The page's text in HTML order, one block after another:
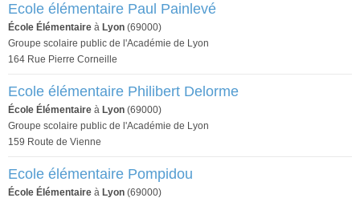
Ecole élémentaire Paul Painlevé
École Élémentaire à Lyon (69000)
Groupe scolaire public de l'Académie de Lyon
164 Rue Pierre Corneille
Ecole élémentaire Philibert Delorme
École Élémentaire à Lyon (69000)
Groupe scolaire public de l'Académie de Lyon
159 Route de Vienne
Ecole élémentaire Pompidou
École Élémentaire à Lyon (69000)